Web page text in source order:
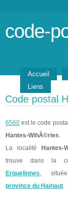
code-
Accueil
Liens
Code postal
6560 est le code
Hantes-WihÃ©ries.
La localité
Hantes-
trouve dans la
Erquelinnes,
province du Hainaut.